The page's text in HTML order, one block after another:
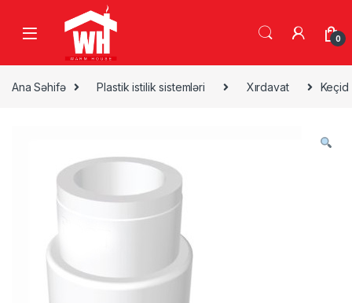
Skip to navigation
0
Ana Səhifə Plastik istilik sistemləri Xırdavat Keçid